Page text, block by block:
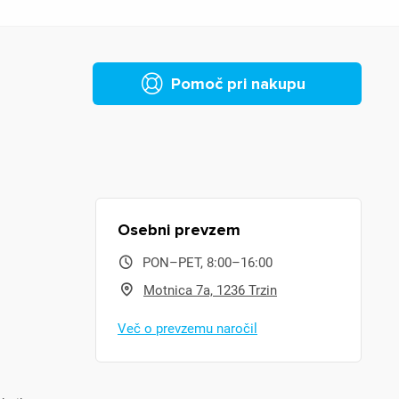
Pomoč pri nakupu
Osebni prevzem
PON–PET, 8:00–16:00
Motnica 7a, 1236 Trzin
Več o prevzemu naročil